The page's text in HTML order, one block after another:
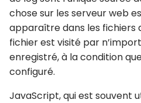
chose sur les serveur web
apparaître dans les fichiers
fichier est visité par
enregistré, à la condition
configuré.
JavaScript, qui est souvent